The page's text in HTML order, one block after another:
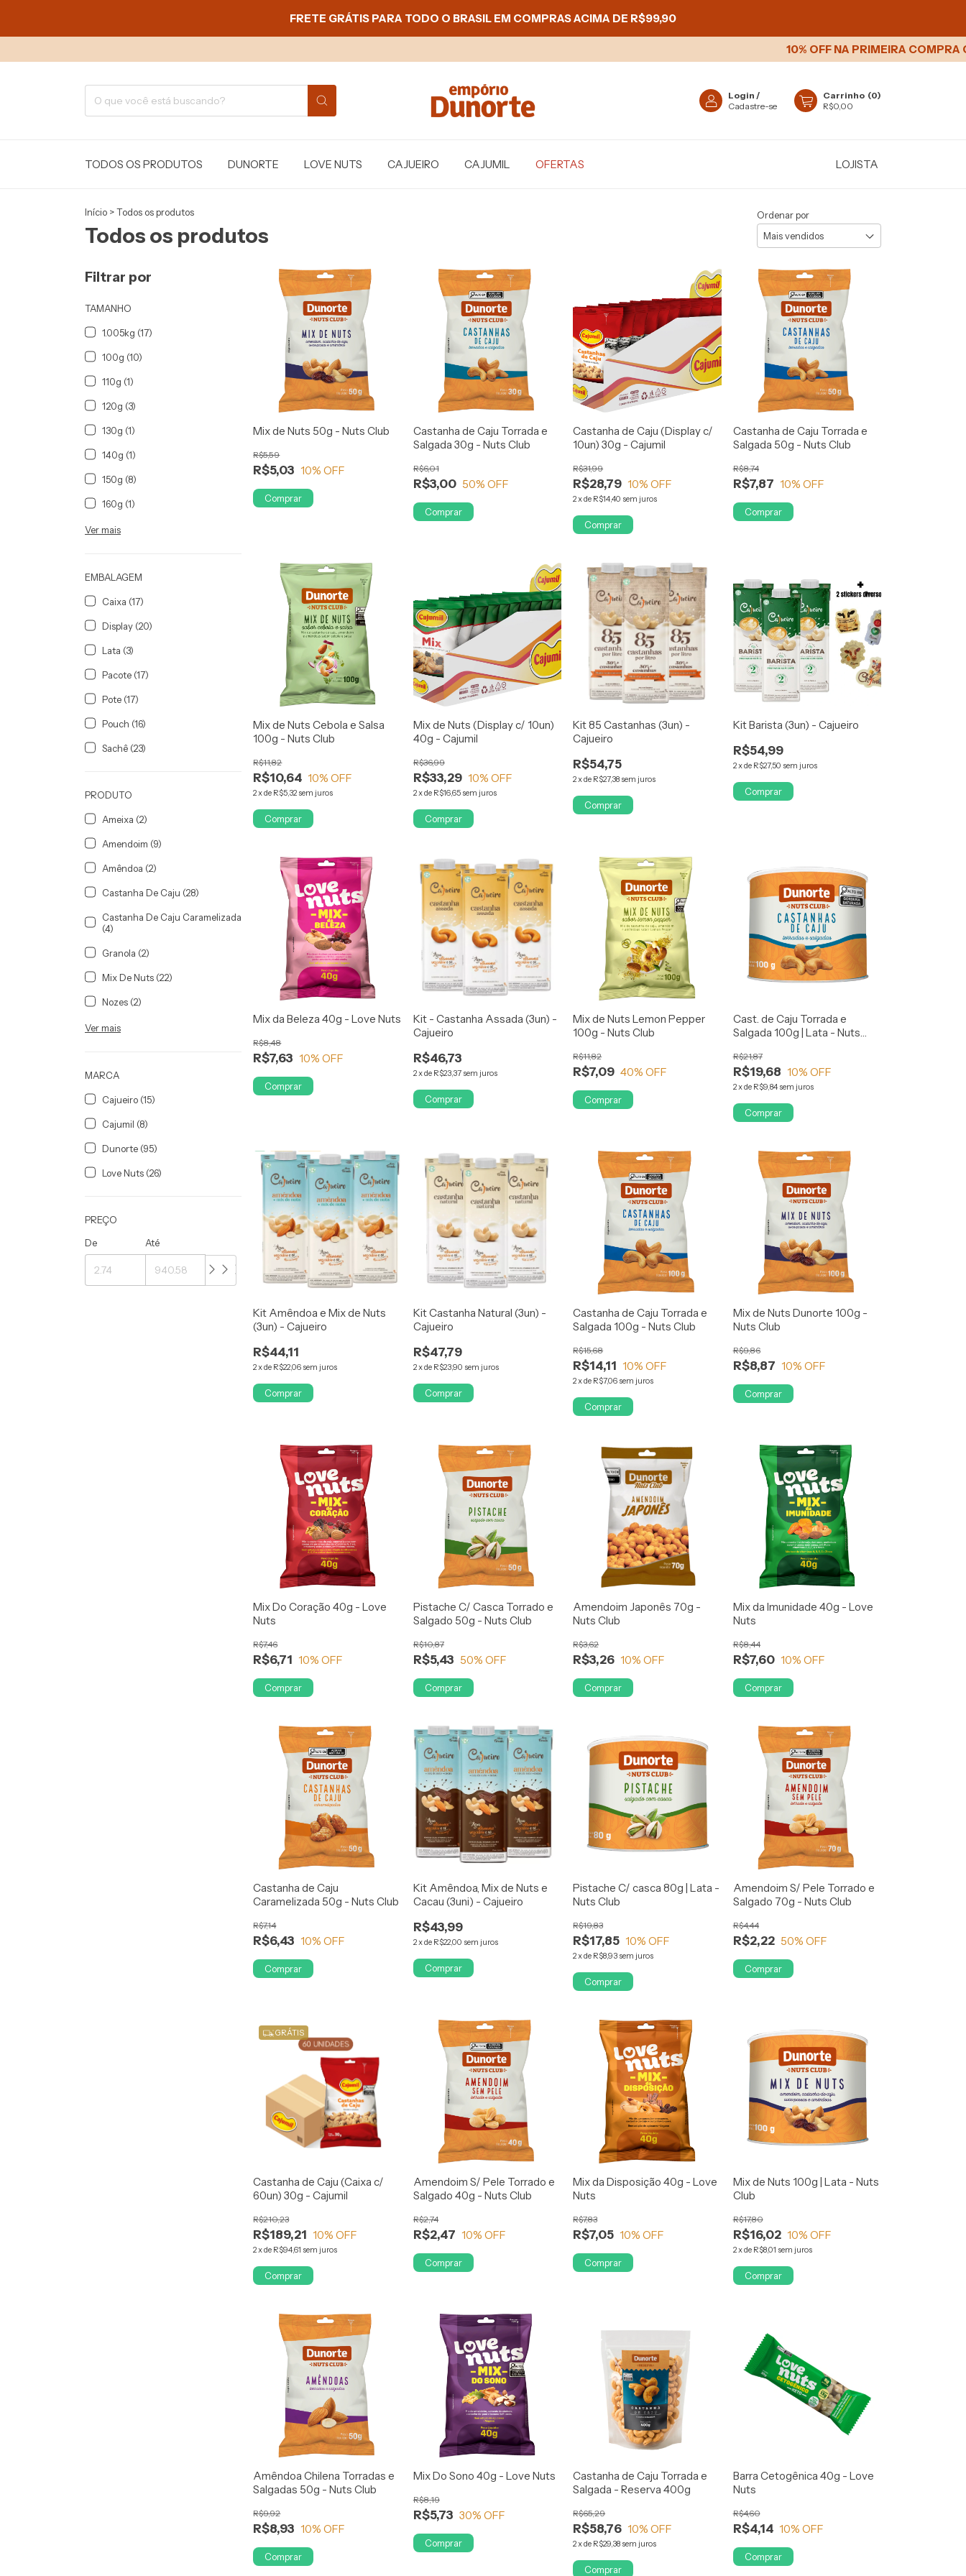
FRETE GRÁTIS PARA TODO O BRASIL EM COMPRAS ACIMA DE R$99,90
10% OFF NA PRIMEIRA COMPRA COM
Login /
Cadastre-se
Carrinho (0)
R$0,00
TODOS OS PRODUTOS DUNORTE LOVE NUTS CAJUEIRO CAJUMIL OFERTAS LOJISTA
Início >Todos os produtos
Todos os produtos
Ordenar por
Filtrar por
TAMANHO
1.005kg (17)
100g (10)
110g (1)
120g (3)
130g (1)
140g (1)
150g (8)
160g (1)
Ver mais
EMBALAGEM
Caixa (17)
Display (20)
Lata (3)
Pacote (17)
Pote (17)
Pouch (16)
Sachê (23)
PRODUTO
Ameixa (2)
Amendoim (9)
Amêndoa (2)
Castanha De Caju (28)
Castanha De Caju Caramelizada
(4)
Granola (2)
Mix De Nuts (22)
Nozes (2)
Ver mais
MARCA
Cajueiro (15)
Cajumil (8)
Dunorte (95)
Love Nuts (26)
PREÇO
De
Até
Mix de Nuts 50g - Nuts Club
R$5,03
R$5,59
10% OFF
Comprar
Castanha de Caju Torrada e
Salgada 30g - Nuts Club
R$3,00
R$6,01
50% OFF
Comprar
Castanha de Caju (Display c/
10un) 30g - Cajumil
R$28,79
R$31,99
10% OFF
2xde R$14,40 sem juros
Comprar
Castanha de Caju Torrada e
Salgada 50g - Nuts Club
R$7,87
R$8,74
10% OFF
Comprar
Mix de Nuts Cebola e Salsa
100g - Nuts Club
R$10,64
R$11,82
10% OFF
2xde R$5,32 sem juros
Comprar
Mix de Nuts (Display c/ 10un)
40g - Cajumil
R$33,29
R$36,99
10% OFF
2xde R$16,65 sem juros
Comprar
Kit 85 Castanhas (3un) -
Cajueiro
R$54,75
2xde R$27,38 sem juros
Comprar
Kit Barista (3un) - Cajueiro
R$54,99
2xde R$27,50 sem juros
Comprar
Mix da Beleza 40g - Love Nuts
R$7,63
R$8,48
10% OFF
Comprar
Kit - Castanha Assada (3un) -
Cajueiro
R$46,73
2xde R$23,37 sem juros
Comprar
Mix de Nuts Lemon Pepper
100g - Nuts Club
R$7,09
R$11,82
40% OFF
Comprar
Cast. de Caju Torrada e
Salgada 100g | Lata - Nuts
R$19,68
R$21,87
10% OFF
2xde R$9,84 sem juros
Comprar
Kit Amêndoa e Mix de Nuts
(3un) - Cajueiro
R$44,11
2xde R$22,06 sem juros
Comprar
Kit Castanha Natural (3un) -
Cajueiro
R$47,79
2xde R$23,90 sem juros
Comprar
Castanha de Caju Torrada e
Salgada 100g - Nuts Club
R$14,11
R$15,68
10% OFF
2xde R$7,06 sem juros
Comprar
Mix de Nuts Dunorte 100g -
Nuts Club
R$8,87
R$9,86
10% OFF
Comprar
Mix Do Coração 40g - Love
Nuts
R$6,71
R$7,46
10% OFF
Comprar
Pistache C/ Casca Torrado e
Salgado 50g - Nuts Club
R$5,43
R$10,87
50% OFF
Comprar
Amendoim Japonês 70g -
Nuts Club
R$3,26
R$3,62
10% OFF
Comprar
Mix da Imunidade 40g - Love
Nuts
R$7,60
R$8,44
10% OFF
Comprar
Castanha de Caju
Caramelizada 50g - Nuts Club
R$6,43
R$7,14
10% OFF
Comprar
Kit Amêndoa, Mix de Nuts e
Cacau (3uni) - Cajueiro
R$43,99
2xde R$22,00 sem juros
Comprar
Pistache C/ casca 80g | Lata -
Nuts Club
R$17,85
R$19,83
10% OFF
2xde R$8,93 sem juros
Comprar
Amendoim S/ Pele Torrado e
Salgado 70g - Nuts Club
R$2,22
R$4,44
50% OFF
Comprar
GRÁTIS
Castanha de Caju (Caixa c/
60un) 30g - Cajumil
R$189,21
R$210,23
10% OFF
2xde R$94,61 sem juros
Comprar
Amendoim S/ Pele Torrado e
Salgado 40g - Nuts Club
R$2,47
R$2,74
10% OFF
Comprar
Mix da Disposição 40g - Love
Nuts
R$7,05
R$7,83
10% OFF
Comprar
Mix de Nuts 100g | Lata - Nuts
Club
R$16,02
R$17,80
10% OFF
2xde R$8,01 sem juros
Comprar
Amêndoa Chilena Torradas e
Salgadas 50g - Nuts Club
R$8,93
R$9,92
10% OFF
Comprar
Mix Do Sono 40g - Love Nuts
R$5,73
R$8,19
30% OFF
Comprar
Castanha de Caju Torrada e
Salgada - Reserva 400g
R$58,76
R$65,29
10% OFF
2xde R$29,38 sem juros
Comprar
Barra Cetogênica 40g - Love
Nuts
R$4,14
R$4,60
10% OFF
Comprar